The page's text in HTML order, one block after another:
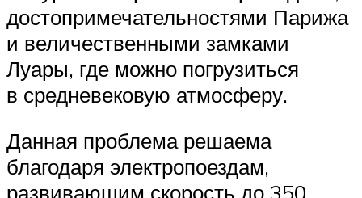
достопримечательностями Парижа
и величественными замками
Луары, где можно погрузиться
в средневековую атмосферу.
Данная проблема решаема
благодаря электропоездам,
развивающим скорость до 350